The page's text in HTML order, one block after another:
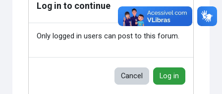
Log in to continue
Only logged in users can post to this forum.
Cancel Log in